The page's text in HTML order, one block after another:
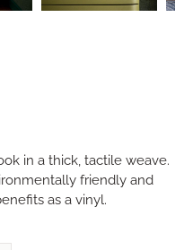
in a thick, tactile weave.
friendly and
as a vinyl.